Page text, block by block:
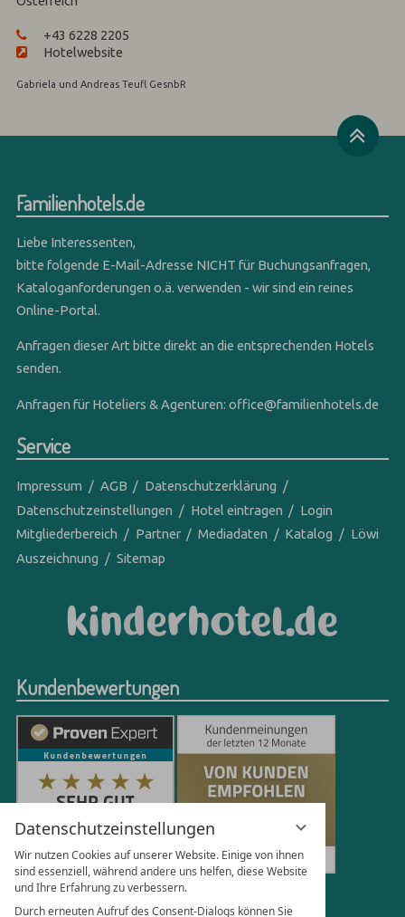
Datenschutzeinstellungen
Wir nutzen Cookies auf unserer Website. Einige von ihnen
sind essenziell, während andere uns helfen, diese Website
und Ihre Erfahrung zu verbessern.
Durch erneuten Aufruf des Consent-Dialogs können Sie
+43 6228 2205
Hotelwebsite
Gabriela und Andreas Teufl GesnbR
Familienhotels.de
Liebe Interessenten,
bitte folgende E-Mail-Adresse NICHT für Buchungsanfragen,
Kataloganforderungen o.ä. verwenden - wir sind ein reines
Online-Portal.
Anfragen dieser Art bitte direkt an die entsprechenden Hotels
senden.
Anfragen für Hoteliers & Agenturen:office@familienhotels.de
Service
Impressum AGB
Datenschutzerklärung
Datenschutzeinstellungen
Hotel eintragen
Login
Mitgliederbereich
Partner Mediadaten Katalog
Löwi
Auszeichnung
Sitemap
Kundenbewertungen